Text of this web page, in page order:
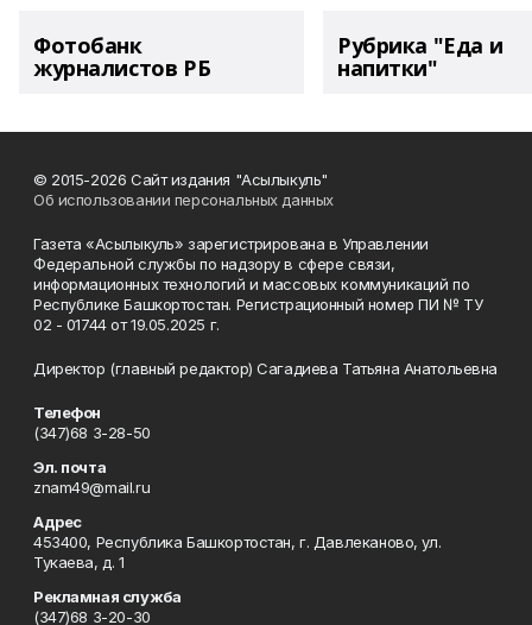
Фотобанк
журналистов РБ
Рубрика "Еда и
напитки"
© 2015-2026 Сайт издания "Асылыкуль"
Об использовании персональных данных
Газета «Асылыкуль» зарегистрирована в Управлении
Федеральной службы по надзору в сфере связи,
информационных технологий и массовых коммуникаций по
Республике Башкортостан. Регистрационный номер ПИ № ТУ
02 - 01744 от 19.05.2025 г.
Директор (главный редактор) Сагадиева Татьяна Анатольевна
Телефон
(347)68 3-28-50
Эл. почта
znam49@mail.ru
Адрес
453400, Республика Башкортостан, г. Давлеканово, ул.
Тукаева, д. 1
Рекламная служба
(347)68 3-20-30